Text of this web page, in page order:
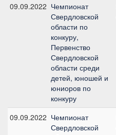
09.09.2022 Чемпионат
Свердловской
области по
конкуру,
Первенство
Свердловской
области среди
детей, юношей и
юниоров по
конкуру
09.09.2022 Чемпионат
Свердловской